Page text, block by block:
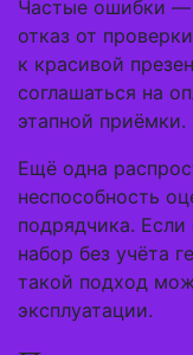
Частые ошибки —
отказ от
к красивой
соглашаться на
этапной приёмки.
Ещё одна
неспособность
подрядчика.
набор без учёта
такой подход
эксплуатации.